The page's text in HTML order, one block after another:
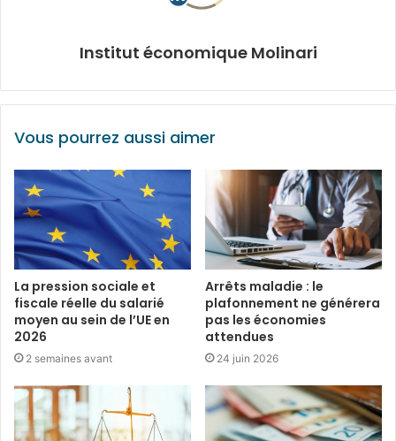
Institut économique Molinari
Vous pourrez aussi aimer
La pression sociale et
fiscale réelle du salarié
moyen au sein de l’UE en
2026
2 semaines avant
Arrêts maladie : le
plafonnement ne générera
pas les économies
attendues
24 juin 2026